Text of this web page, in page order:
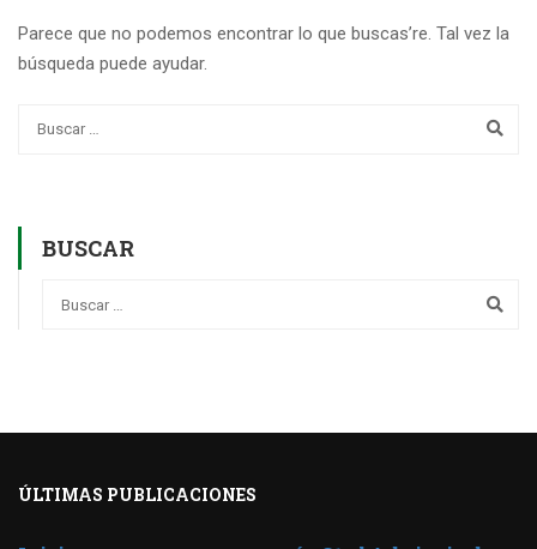
Parece que no podemos encontrar lo que buscas’re. Tal vez la
búsqueda puede ayudar.
BUSCAR
ÚLTIMAS PUBLICACIONES